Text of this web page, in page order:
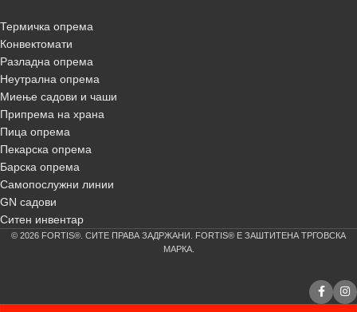
Термичка опрема
Конвектомати
Разладна опрема
Неутрална опрема
Миење садови и чаши
Припрема на храна
Пица опрема
Пекарска опрема
Барска опрема
Самопослужни линии
GN садови
Ситен инвентар
© 2026 FORTIS®. СИТЕ ПРАВА ЗАДРЖАНИ. FORTIS® Е ЗАШТИТЕНА ТРГОВСКА
МАРКА.